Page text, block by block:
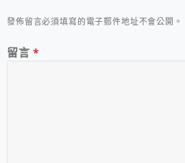
發佈留言必須填寫的電子郵件地址不會公開。
留言 *